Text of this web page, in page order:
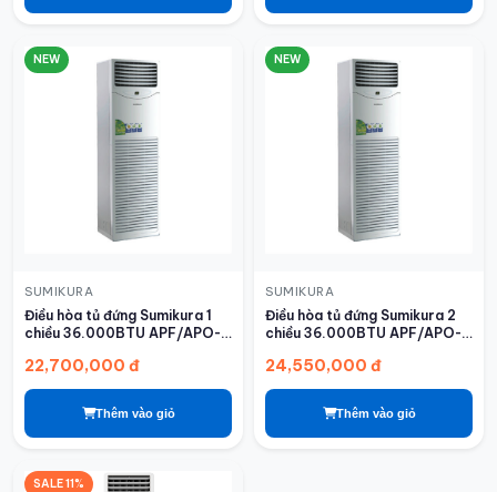
NEW
SUMIKURA
Điều hòa tủ đứng Sumikura 1
chiều 36.000BTU APF/APO-
22,700,000 đ
Thêm vào giỏ
NEW
SUMIKURA
Điều hòa tủ đứng Sumikura 2
chiều 36.000BTU APF/APO-
24,550,000 đ
Thêm vào giỏ
SALE 11%